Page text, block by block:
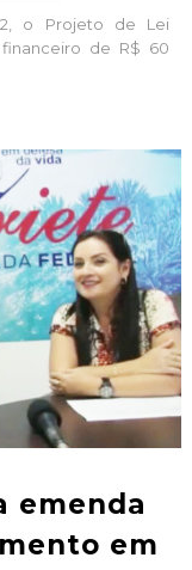
o Projeto de Lei
de R$ 60
emenda
em